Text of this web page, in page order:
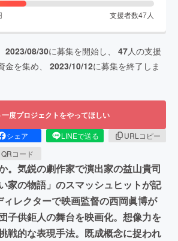
支援者数47人
2023/08/30に募集を開始し、 47人の支援
金を集め、 2023/10/12に募集を終了しま
一度プロジェクトをやってほしい
シェア LINEで送る
URLコピー
QRコード
。気鋭の劇作家で演出家の益山貴司
家の物語」のスマッシュヒットが記
レクターで映画監督の西岡眞博が
子供鉅人の舞台を映画化。想像力を
戦的な表現手法。既成概念に捉われ